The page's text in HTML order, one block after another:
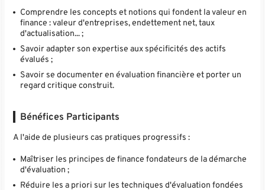
Comprendre les concepts et notions qui fondent la valeur en
finance : valeur d'entreprises, endettement net, taux
d'actualisation... ;
Savoir adapter son expertise aux spécificités des actifs
évalués ;
Savoir se documenter en évaluation financière et porter un
regard critique construit.
Bénéfices Participants
A l'aide de plusieurs cas pratiques progressifs :
Maîtriser les principes de finance fondateurs de la démarche
d'évaluation ;
Réduire les a priori sur les techniques d'évaluation fondées